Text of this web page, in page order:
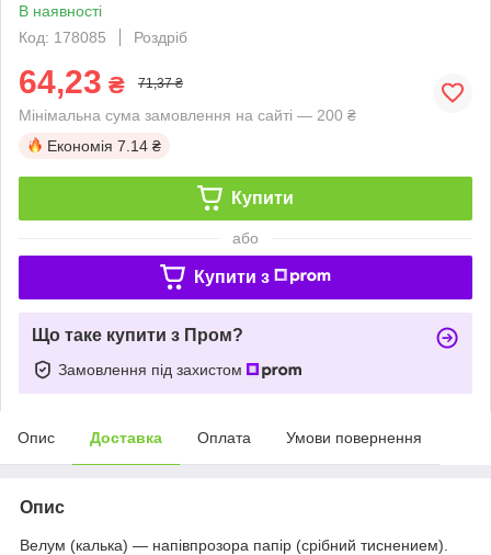
В наявності
Код: 178085
Роздріб
64,23 ₴ 71,37 ₴
Мінімальна сума замовлення на сайті — 200 ₴
Економія 7.14 ₴
Купити
або
Купити з
Що таке купити з Пром?
Замовлення під захистом
Опис Доставка Оплата Умови повернення
Опис
Велум (калька) — напівпрозора папір (срібний тиснением).